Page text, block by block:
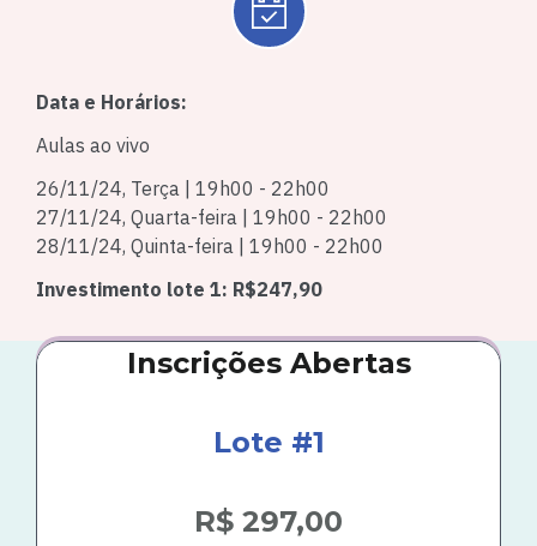
Data e Horários:
Aulas ao vivo
26/11/24, Terça | 19 h00 - 22h00
27/11/24, Quarta-feira | 19h00 - 22h00
28/11/24, Quinta-feira | 19h00 - 22h00
Investimento lote 1: R$247,90
Inscrições Abertas
Lote #1
R$ 297,00